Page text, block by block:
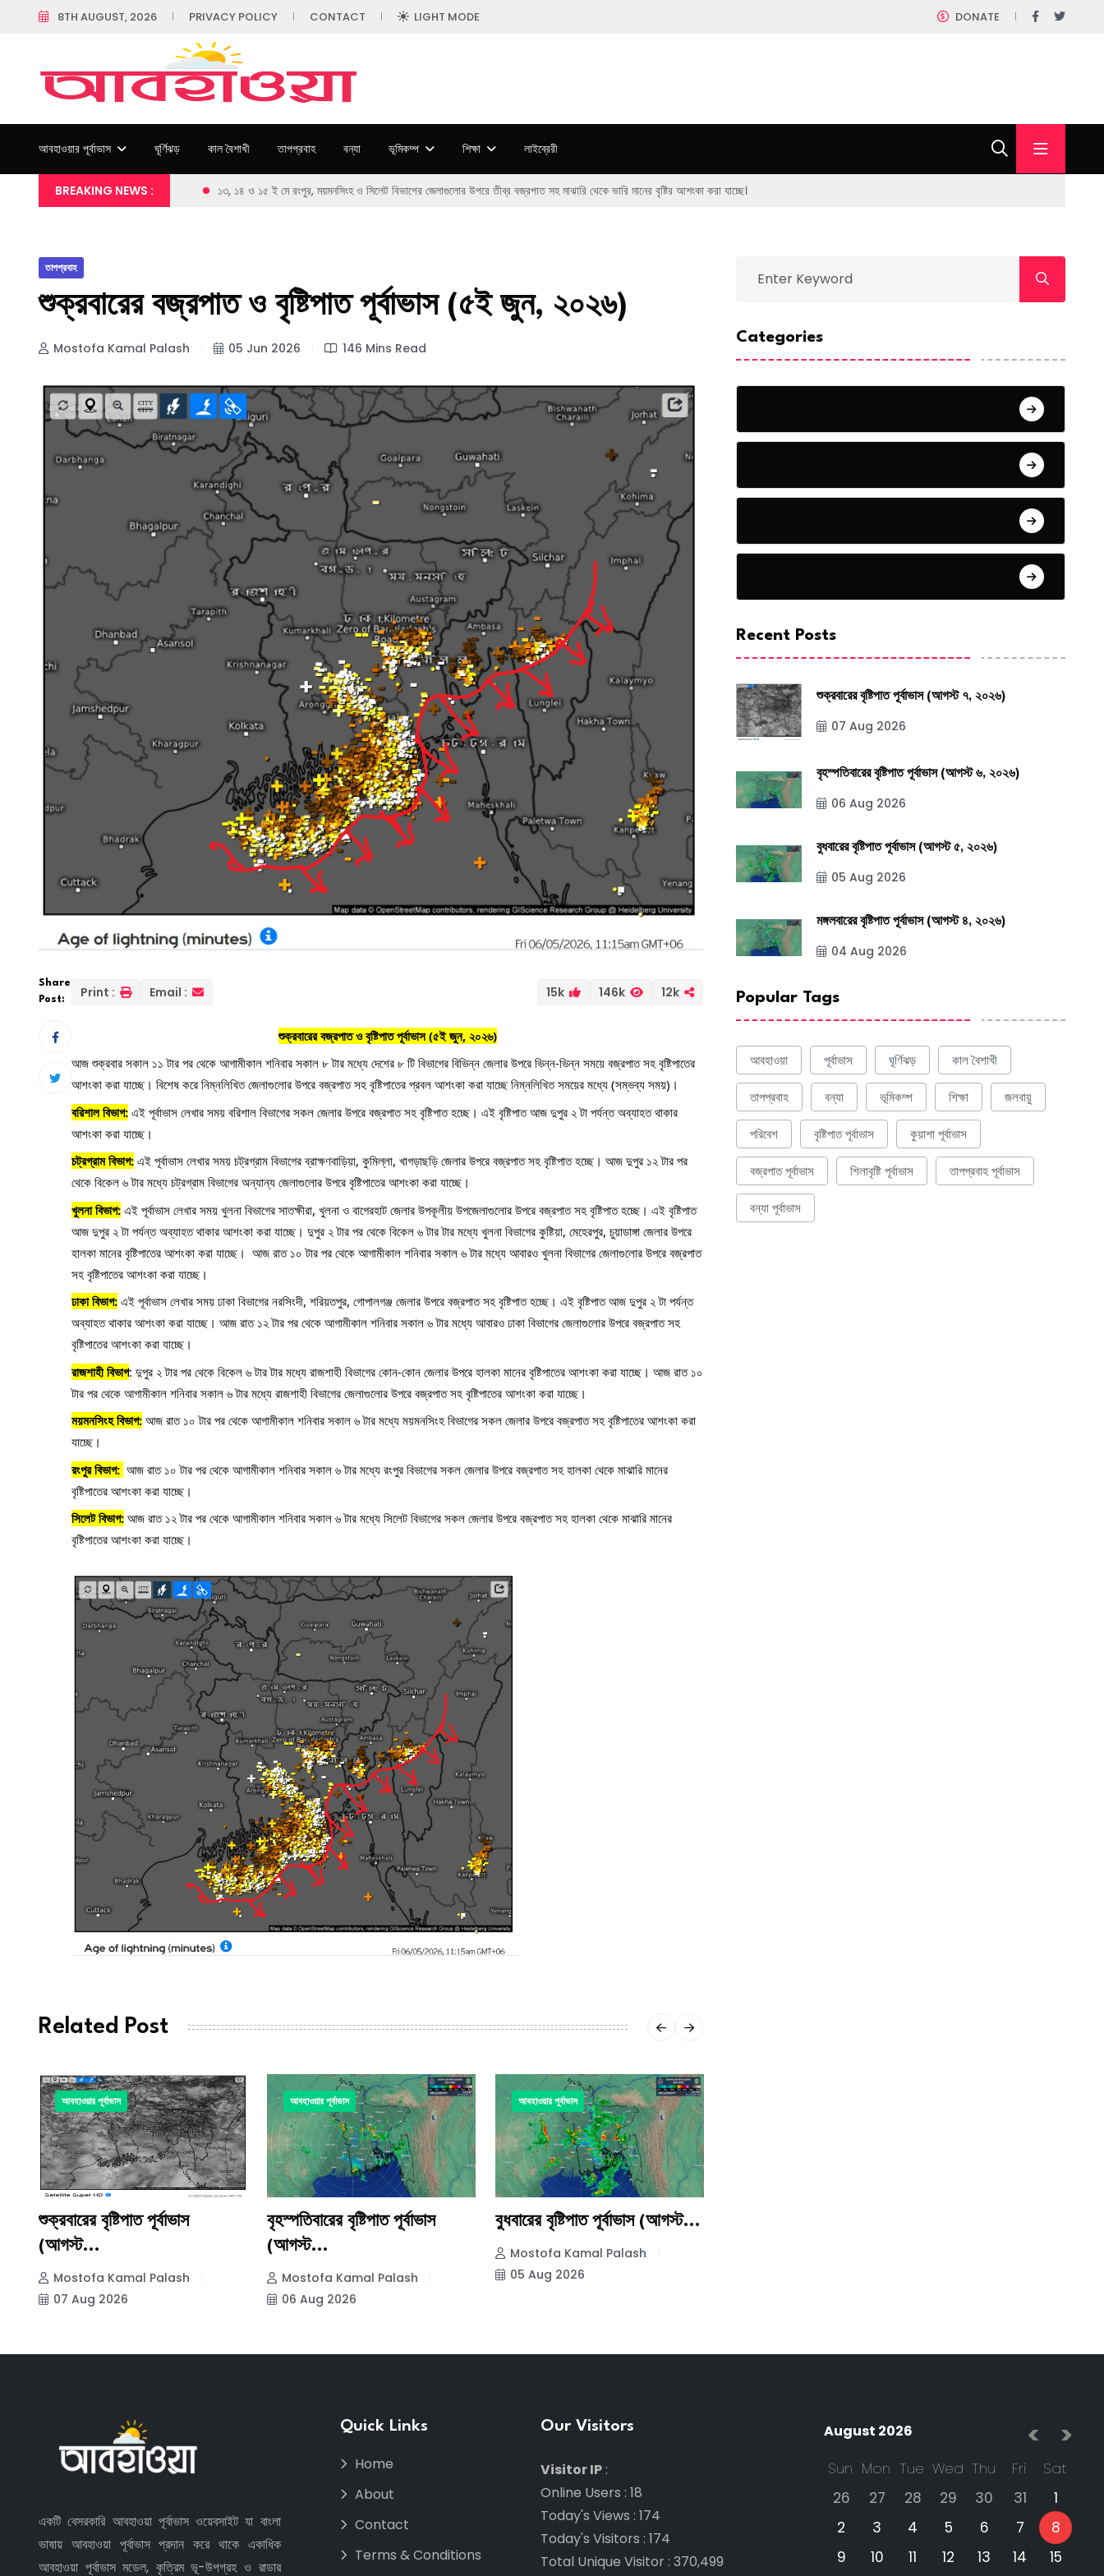
8TH AUGUST, 2026 PRIVACY POLICY CONTACT LIGHT MODE DONATE
আবহাওয়ার পূর্বাভাস ঘূর্ণিঝড় কাল বৈশাখী তাপপ্রবাহ বন্যা ভূমিকম্প শিক্ষা লাইব্রেরী
BREAKING NEWS : ১৩, ১৪ ও ১৫ ই মে রংপুর, ময়মনসিংহ ও সিলেট বিভাগের জেলাগুলোর উপরে তীব্র বজ্রপাত সহ মাঝারি থেকে ভারি মানের বৃষ্টির আশংকা করা যাচ্ছে।
তাপপ্রবাহ
শুক্রবারের বজ্রপাত ও বৃষ্টিপাত পূর্বাভাস (৫ই জুন, ২০২৬)
Mostofa Kamal Palash 05 Jun 2026 146 Mins Read
Share
Post:
Print : Email : 15k 146k 12k
শুক্রবারের বজ্রপাত ও বৃষ্টিপাত পূর্বাভাস (৫ই জুন, ২০২৬)
আজ শুক্রবার সকাল ১১ টার পর থেকে আগামীকাল শনিবার সকাল ৮ টার মধ্যে দেশের ৮ টি বিভাগের বিভিন্ন জেলার উপরে ভিন্ন-ভিন্ন সময়ে বজ্রপাত সহ বৃষ্টিপাতের
আশংকা করা যাচ্ছে। বিশেষ করে নিম্নলিখিত জেলাগুলোর উপরে বজ্রপাত সহ বৃষ্টিপাতের প্রবল আশংকা করা যাচ্ছে নিম্নলিখিত সময়ের মধ্যে (সম্ভব্য সময়)।
বরিশাল বিভাগ: এই পূর্বাভাস লেখার সময় বরিশাল বিভাগের সকল জেলার উপরে বজ্রপাত সহ বৃষ্টিপাত হচ্ছে। এই বৃষ্টিপাত আজ দুপুর ২ টা পর্যন্ত অব্যাহত থাকার
আশংকা করা যাচ্ছে।
চট্রগ্রাম বিভাগ: এই পূর্বাভাস লেখার সময় চট্রগ্রাম বিভাগের ব্রাক্ষণবাড়িয়া, কুমিল্লা, খাগড়াছড়ি জেলার উপরে বজ্রপাত সহ বৃষ্টিপাত হচ্ছে। আজ দুপুর ১২ টার পর
থেকে বিকেল ৬ টার মধ্যে চট্রগ্রাম বিভাগের অন্যান্য জেলাগুলোর উপরে বৃষ্টিপাতের আশংকা করা যাচ্ছে।
খুলনা বিভাগ: এই পূর্বাভাস লেখার সময় খুলনা বিভাগের সাতক্ষীরা, খুলনা ও বাগেরহাট জেলার উপকূলীয় উপজেলাগুলোর উপরে বজ্রপাত সহ বৃষ্টিপাত হচ্ছে। এই বৃষ্টিপাত
আজ দুপুর ২ টা পর্যন্ত অব্যাহত থাকার আশংকা করা যাচ্ছে। দুপুর ২ টার পর থেকে বিকেল ৬ টার টার মধ্যে খুলনা বিভাগের কুষ্টিয়া, মেহেরপুর, চুয়াডাঙ্গা জেলার উপরে
হালকা মানের বৃষ্টিপাতের আশংকা করা যাচ্ছে।  আজ রাত ১০ টার পর থেকে আগামীকাল শনিবার সকাল ৬ টার মধ্যে আবারও খুলনা বিভাগের জেলাগুলোর উপরে বজ্রপাত
সহ বৃষ্টিপাতের আশংকা করা যাচ্ছে।
ঢাকা বিভাগ: এই পূর্বাভাস লেখার সময় ঢাকা বিভাগের নরসিংদী, শরিয়তপুর, গোপালগঞ্জ জেলার উপরে বজ্রপাত সহ বৃষ্টিপাত হচ্ছে। এই বৃষ্টিপাত আজ দুপুর ২ টা পর্যন্ত
অব্যাহত থাকার আশংকা করা যাচ্ছে। আজ রাত ১২ টার পর থেকে আগামীকাল শনিবার সকাল ৬ টার মধ্যে আবারও ঢাকা বিভাগের জেলাগুলোর উপরে বজ্রপাত সহ
বৃষ্টিপাতের আশংকা করা যাচ্ছে।
রাজশাহী বিভাগ: দুপুর ২ টার পর থেকে বিকেল ৬ টার টার মধ্যে রাজশাহী বিভাগের কোন-কোন জেলার উপরে হালকা মানের বৃষ্টিপাতের আশংকা করা যাচ্ছে। আজ রাত ১০
টার পর থেকে আগামীকাল শনিবার সকাল ৬ টার মধ্যে রাজশাহী বিভাগের জেলাগুলোর উপরে বজ্রপাত সহ বৃষ্টিপাতের আশংকা করা যাচ্ছে।
ময়মনসিংহ বিভাগ: আজ রাত ১০ টার পর থেকে আগামীকাল শনিবার সকাল ৬ টার মধ্যে ময়মনসিংহ বিভাগের সকল জেলার উপরে বজ্রপাত সহ বৃষ্টিপাতের আশংকা করা
যাচ্ছে।
রংপুর বিভাগ: আজ রাত ১০ টার পর থেকে আগামীকাল শনিবার সকাল ৬ টার মধ্যে রংপুর বিভাগের সকল জেলার উপরে বজ্রপাত সহ হালকা থেকে মাঝারি মানের
বৃষ্টিপাতের আশংকা করা যাচ্ছে।
সিলেট বিভাগ: আজ রাত ১২ টার পর থেকে আগামীকাল শনিবার সকাল ৬ টার মধ্যে সিলেট বিভাগের সকল জেলার উপরে বজ্রপাত সহ হালকা থেকে মাঝারি মানের
বৃষ্টিপাতের আশংকা করা যাচ্ছে।
Related Post
আবহাওয়ার পূর্বাভাস
শুক্রবারের বৃষ্টিপাত পূর্বাভাস
(আগস্ট...
Mostofa Kamal Palash
07 Aug 2026
আবহাওয়ার পূর্বাভাস
বৃহস্পতিবারের বৃষ্টিপাত পূর্বাভাস
(আগস্ট...
Mostofa Kamal Palash
06 Aug 2026
আবহাওয়ার পূর্বাভাস
বুধবারের বৃষ্টিপাত পূর্বাভাস (আগস্ট...
Mostofa Kamal Palash
05 Aug 2026
Categories
Recent Posts
শুক্রবারের বৃষ্টিপাত পূর্বাভাস (আগস্ট ৭, ২০২৬)
07 Aug 2026
বৃহস্পতিবারের বৃষ্টিপাত পূর্বাভাস (আগস্ট ৬, ২০২৬)
06 Aug 2026
বুধবারের বৃষ্টিপাত পূর্বাভাস (আগস্ট ৫, ২০২৬)
05 Aug 2026
মঙ্গলবারের বৃষ্টিপাত পূর্বাভাস (আগস্ট ৪, ২০২৬)
04 Aug 2026
Popular Tags
আবহাওয়া পূর্বাভাস ঘূর্ণিঝড় কাল বৈশাখী
তাপপ্রবাহ বন্যা ভূমিকম্প শিক্ষা জলবায়ু
পরিবেশ বৃষ্টিপাত পূর্বাভাস কুয়াশা পূর্বাভাস
বজ্রপাত পূর্বাভাস শিলাবৃষ্টি পূর্বাভাস তাপপ্রবাহ পূর্বাভাস
বন্যা পূর্বাভাস
একটি বেসরকারি আবহাওয়া পূর্বাভাস ওয়েবসাইট যা বাংলা
ভাষায় আবহাওয়া পূর্বাভাস প্রদান করে থাকে একাধিক
আবহাওয়া পূর্বাভাস মডেল, কৃত্রিম ভূ-উপগ্রহ ও রাডার
Quick Links
Home
About
Contact
Terms & Conditions
Our Visitors
Visitor IP :
Online Users : 18
Today's Views : 174
Today's Visitors : 174
Total Unique Visitor : 370,499
August 2026 < >
Sun Mon Tue Wed Thu Fri
Sat
26
27 28 29 30 31
1
2
3 4 5 6 7
8
9
10 11 12 13 14 15